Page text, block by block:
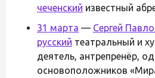
чеченский известный
31 марта — Сергей
русский театральный и
деятель, антрепренёр,
основоположников